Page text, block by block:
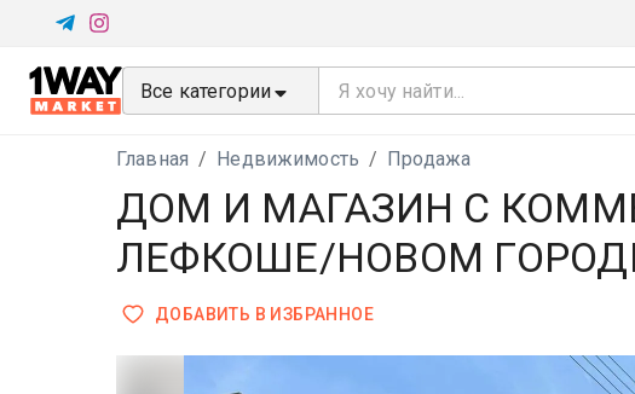
Все категории
Главная / Недвижимость / Продажа
ДОМ И МАГАЗИН С
ЛЕФКОШЕ/НОВОМ
ДОБАВИТЬ В ИЗБРАННОЕ